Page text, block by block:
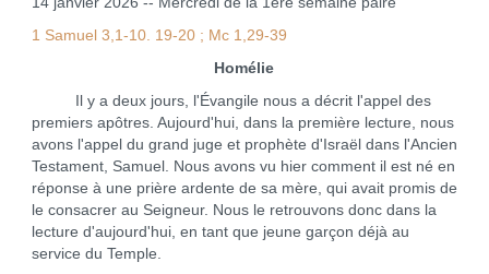
1 Samuel 3,1-10. 19-20 ; Mc 1,29-39
Homélie
Il y a deux jours, l'Évangile nous a décrit l'appel des
premiers apôtres. Aujourd'hui, dans la première lecture, nous
avons l'appel du grand juge et prophète d'Israël dans l'Ancien
Testament, Samuel. Nous avons vu hier comment il est né en
réponse à une prière ardente de sa mère, qui avait promis de
le consacrer au Seigneur. Nous le retrouvons donc dans la
lecture d'aujourd'hui, en tant que jeune garçon déjà au
service du Temple.